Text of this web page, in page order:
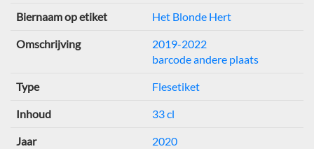
Biernaam op etiket Het Blonde Hert
Omschrijving
2019-2022
barcode andere plaats
Type Flesetiket
Inhoud 33 cl
Jaar 2020